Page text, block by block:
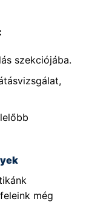
szekciójába.
még